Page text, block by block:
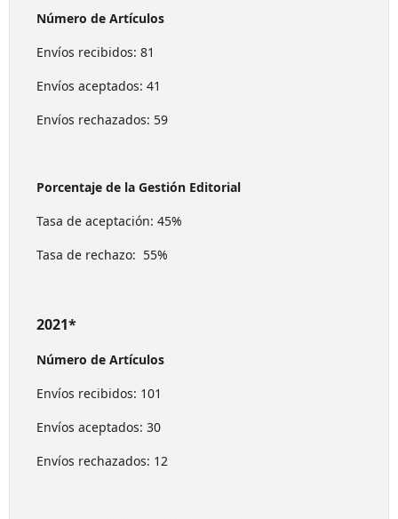
Número de Artículos
Envíos recibidos: 81
Envíos aceptados: 41
Envíos rechazados: 59
Porcentaje de la Gestión Editorial
Tasa de aceptación: 45%
Tasa de rechazo: 55%
2021*
Número de Artículos
Envíos recibidos: 101
Envíos aceptados: 30
Envíos rechazados: 12